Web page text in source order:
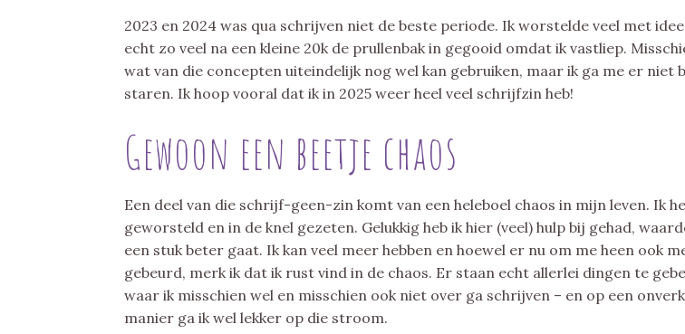
2023 en 2024 was qua schrijven niet de beste periode. Ik worstelde veel met
echt zo veel na een kleine 20k de prullenbak in gegooid omdat ik vastliep.
wat van die concepten uiteindelijk nog wel kan gebruiken, maar ik ga me er niet
staren. Ik hoop vooral dat ik in 2025 weer heel veel schrijfzin heb!
Gewoon een beetje chaos
Een deel van die schrijf-geen-zin komt van een heleboel chaos in mijn leven. Ik
geworsteld en in de knel gezeten. Gelukkig heb ik hier (veel) hulp bij gehad,
een stuk beter gaat. Ik kan veel meer hebben en hoewel er nu om me heen ook
gebeurd, merk ik dat ik rust vind in de chaos. Er staan echt allerlei dingen te
waar ik misschien wel en misschien ook niet over ga schrijven – en op een
manier ga ik wel lekker op die stroom.